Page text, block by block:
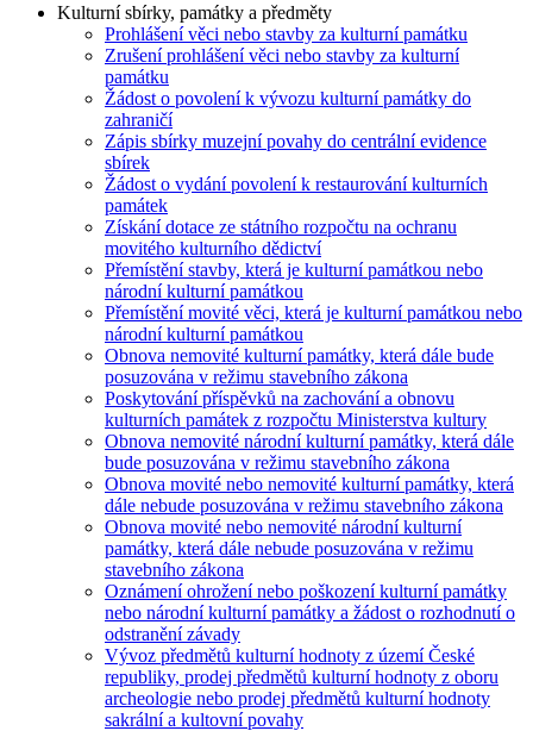
Kulturní sbírky, památky a předměty
Prohlášení věci nebo stavby za kulturní památku
Zrušení prohlášení věci nebo stavby za kulturní
památku
Žádost o povolení k vývozu kulturní památky do
zahraničí
Zápis sbírky muzejní povahy do centrální evidence
sbírek
Žádost o vydání povolení k restaurování kulturních
památek
Získání dotace ze státního rozpočtu na ochranu
movitého kulturního dědictví
Přemístění stavby, která je kulturní památkou nebo
národní kulturní památkou
Přemístění movité věci, která je kulturní památkou nebo
národní kulturní památkou
Obnova nemovité kulturní památky, která dále bude
posuzována v režimu stavebního zákona
Poskytování příspěvků na zachování a obnovu
kulturních památek z rozpočtu Ministerstva kultury
Obnova nemovité národní kulturní památky, která dále
bude posuzována v režimu stavebního zákona
Obnova movité nebo nemovité kulturní památky, která
dále nebude posuzována v režimu stavebního zákona
Obnova movité nebo nemovité národní kulturní
památky, která dále nebude posuzována v režimu
stavebního zákona
Oznámení ohrožení nebo poškození kulturní památky
nebo národní kulturní památky a žádost o rozhodnutí o
odstranění závady
Vývoz předmětů kulturní hodnoty z území České
republiky, prodej předmětů kulturní hodnoty z oboru
archeologie nebo prodej předmětů kulturní hodnoty
sakrální a kultovní povahy